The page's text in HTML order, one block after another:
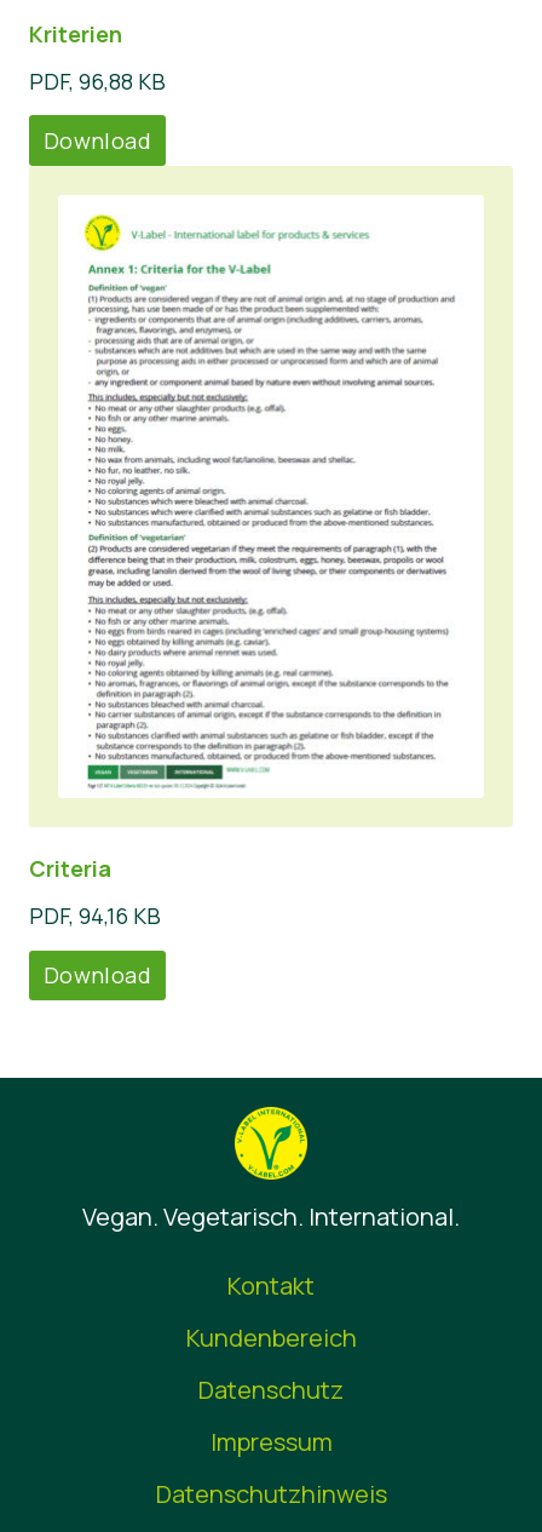
Kriterien
PDF, 96,88 KB
Download
Criteria
PDF, 94,16 KB
Download
Vegan. Vegetarisch. International.
Kontakt
Kundenbereich
Datenschutz
Impressum
Datenschutzhinweis